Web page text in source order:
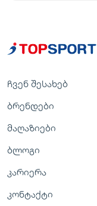
ჩვენ შესახებ
ბრენდები
მაღაზიები
ბლოგი
კარიერა
კონტაქტი